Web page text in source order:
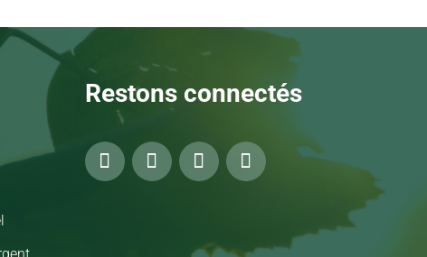
Restons connectés